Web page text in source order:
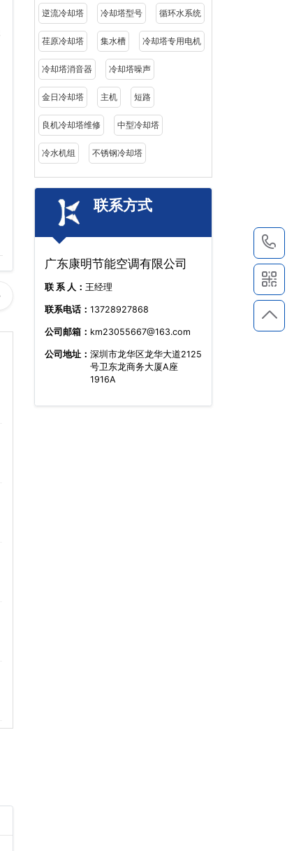
逆流冷却塔 冷却塔型号 循环水系统
荏原冷却塔 集水槽 冷却塔专用电机
冷却塔消音器 冷却塔噪声
金日冷却塔 主机 短路
良机冷却塔维修 中型冷却塔
冷水机组 不锈钢冷却塔
联系方式
广东康明节能空调有限公司
联 系 人： 王经理
联系电话： 13728927868
公司邮箱： km23055667@163.com
公司地址： 深圳市龙华区龙华大道2125
号卫东龙商务大厦A座
1916A